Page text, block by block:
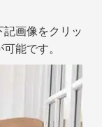
記画像をクリッ
能です。